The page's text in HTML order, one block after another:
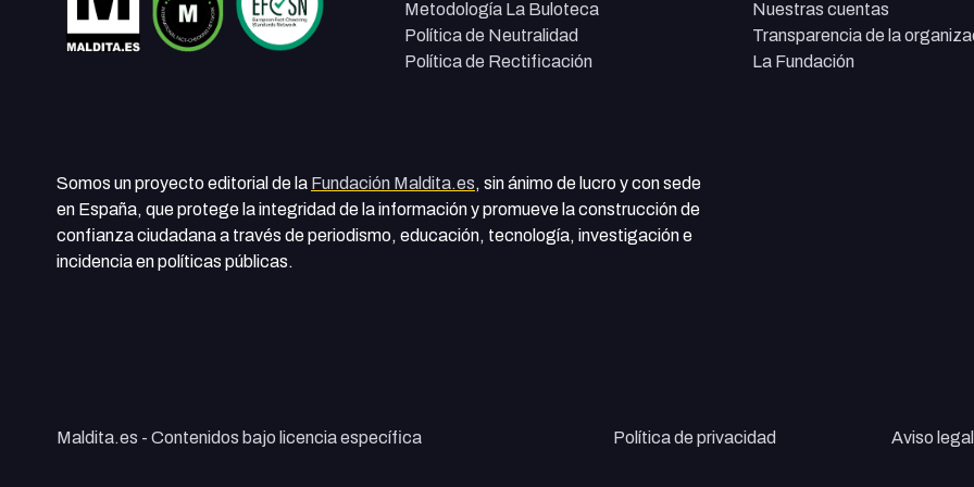
Metodología La Buloteca
Política de Neutralidad
Política de Rectificación
Nuestras cuentas
Transparencia de la
La Fundación
Somos un proyecto editorial de la Fundación Maldita.es, sin ánimo de lucro y con sede
en España, que protege la integridad de la información y promueve la construcción de
confianza ciudadana a través de periodismo, educación, tecnología, investigación e
incidencia en políticas públicas.
Maldita.es - Contenidos bajo licencia específica Política de privacidad Aviso legal